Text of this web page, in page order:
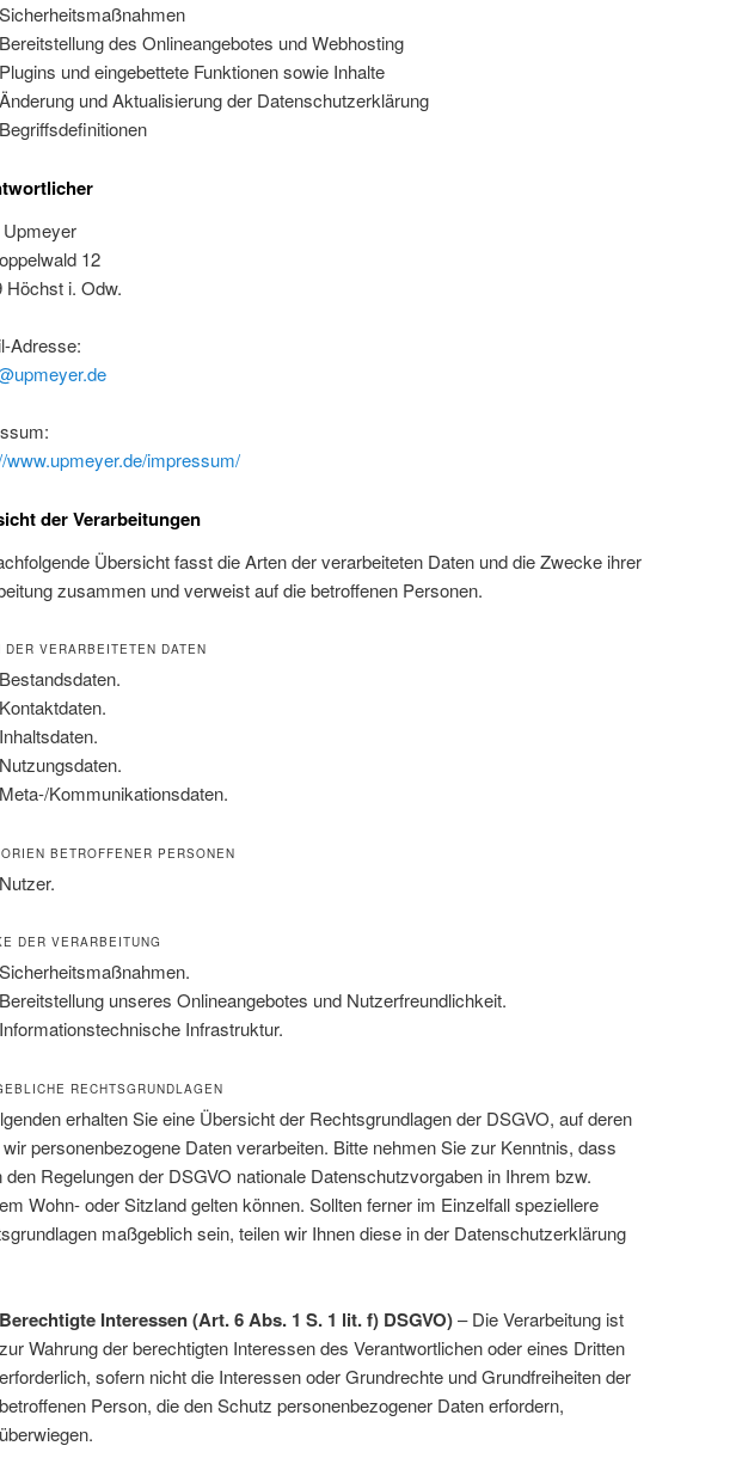
Sicherheitsmaßnahmen
Bereitstellung des Onlineangebotes und Webhosting
Plugins und eingebettete Funktionen sowie Inhalte
Änderung und Aktualisierung der Datenschutzerklärung
Begriffsdefinitionen
12
Höchst i. Odw.
Adresse:
www.upmeyer.de/impressum/
der Verarbeitungen
Übersicht fasst die Arten der verarbeiteten Daten und die Zwecke ihrer
zusammen und verweist auf die betroffenen Personen.
DER VERARBEITETEN DATEN
Bestandsdaten.
Kontaktdaten.
Inhaltsdaten.
Nutzungsdaten.
Meta-/Kommunikationsdaten.
BETROFFENER PERSONEN
Nutzer.
DER VERARBEITUNG
Sicherheitsmaßnahmen.
Bereitstellung unseres Onlineangebotes und Nutzerfreundlichkeit.
Informationstechnische Infrastruktur.
RECHTSGRUNDLAGEN
erhalten Sie eine Übersicht der Rechtsgrundlagen der DSGVO, auf deren
personenbezogene Daten verarbeiten. Bitte nehmen Sie zur Kenntnis, dass
den Regelungen der DSGVO nationale Datenschutzvorgaben in Ihrem bzw.
Wohn- oder Sitzland gelten können. Sollten ferner im Einzelfall speziellere
maßgeblich sein, teilen wir Ihnen diese in der Datenschutzerklärung
Berechtigte Interessen (Art. 6 Abs. 1 S. 1 lit. f) DSGVO)– Die Verarbeitung ist
zur Wahrung der berechtigten Interessen des Verantwortlichen oder eines Dritten
erforderlich, sofern nicht die Interessen oder Grundrechte und Grundfreiheiten der
betroffenen Person, die den Schutz personenbezogener Daten erfordern,
überwiegen.